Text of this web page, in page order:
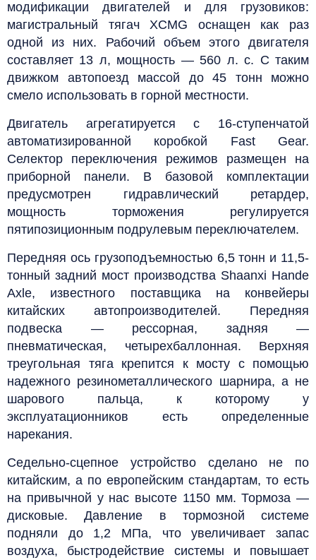
модификации двигателей и для грузовиков:
магистральный тягач XCMG оснащен как раз
одной из них. Рабочий объем этого двигателя
составляет 13 л, мощность — 560 л. с. С таким
движком автопоезд массой до 45 тонн можно
смело использовать в горной местности.
Двигатель агрегатируется с 16-ступенчатой
автоматизированной коробкой Fast Gear.
Селектор переключения режимов размещен на
приборной панели. В базовой комплектации
предусмотрен гидравлический ретардер,
мощность торможения регулируется
пятипозиционным подрулевым переключателем.
Передняя ось грузоподъемностью 6,5 тонн и 11,5-
тонный задний мост производства Shaanxi Hande
Axle, известного поставщика на конвейеры
китайских автопроизводителей. Передняя
подвеска — рессорная, задняя —
пневматическая, четырехбаллонная. Верхняя
треугольная тяга крепится к мосту с помощью
надежного резинометаллического шарнира, а не
шарового пальца, к которому у
эксплуатационников есть определенные
нарекания.
Седельно-сцепное устройство сделано не по
китайским, а по европейским стандартам, то есть
на привычной у нас высоте 1150 мм. Тормоза —
дисковые. Давление в тормозной системе
подняли до 1,2 МПа, что увеличивает запас
воздуха, быстродействие системы и повышает